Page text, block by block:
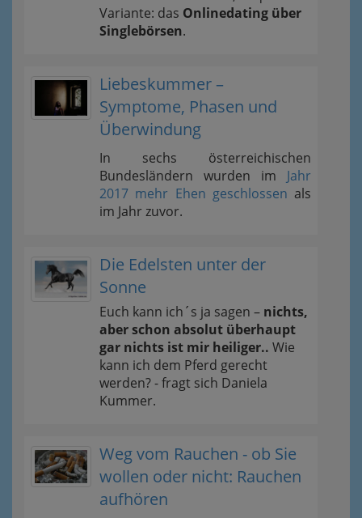
Variante: das Onlinedating über
Singlebörsen.
Liebeskummer –
Symptome, Phasen und
Überwindung
In sechs österreichischen
Bundesländern wurden im Jahr
2017 mehr Ehen geschlossen als
im Jahr zuvor.
Die Edelsten unter der
Sonne
Euch kann ich´s ja sagen – nichts,
aber schon absolut überhaupt
gar nichts ist mir heiliger.. Wie
kann ich dem Pferd gerecht
werden? - fragt sich Daniela
Kummer.
Weg vom Rauchen - ob Sie
wollen oder nicht: Rauchen
aufhören